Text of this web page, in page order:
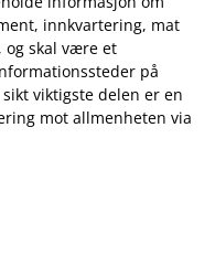
innkvartering, mat
og skal være et
på
viktigste delen er en
mot allmenheten via